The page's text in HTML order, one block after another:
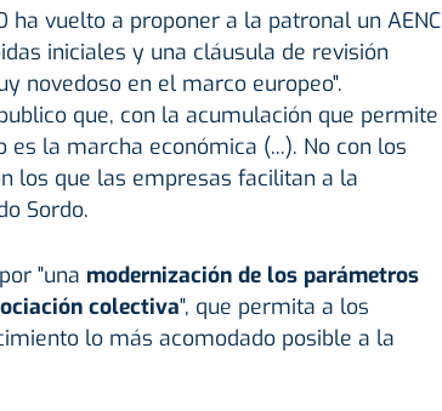
ha vuelto a proponer a la patronal un AENC
iniciales y una cláusula de revisión
novedoso en el marco europeo".
que, con la acumulación que permite
es la marcha económica (...). No con los
los que las empresas facilitan a la
Sordo.
"una modernización de los parámetros
colectiva", que permita a los
lo más acomodado posible a la